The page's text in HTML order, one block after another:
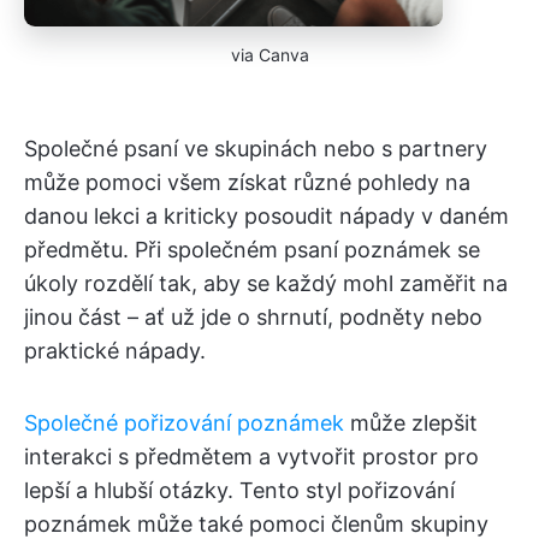
via Canva
Společné psaní ve skupinách nebo s partnery
může pomoci všem získat různé pohledy na
danou lekci a kriticky posoudit nápady v daném
předmětu. Při společném psaní poznámek se
úkoly rozdělí tak, aby se každý mohl zaměřit na
jinou část – ať už jde o shrnutí, podněty nebo
praktické nápady.
Společné pořizování poznámek může zlepšit
interakci s předmětem a vytvořit prostor pro
lepší a hlubší otázky. Tento styl pořizování
poznámek může také pomoci členům skupiny